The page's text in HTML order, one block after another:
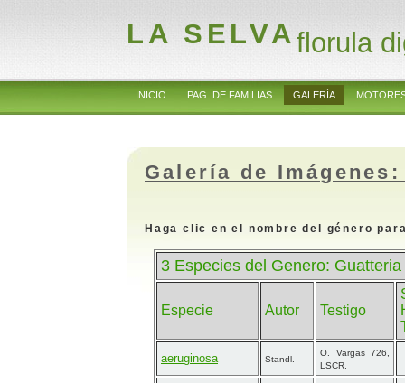
LA SELVAflorula
INICIO PAG. DE FAMILIAS GALERÍA
Galería de
Haga clic en el nombre del género
3 Especies del Genero:
Especie Autor Testigo
aeruginosa Standl.
O. Vargas 726,
LSCR.